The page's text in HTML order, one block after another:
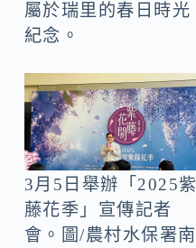
屬於瑞里的春日時光
紀念。
3月5日舉辦「2025紫
藤花季」宣傳記者
會。圖/農村水保署南